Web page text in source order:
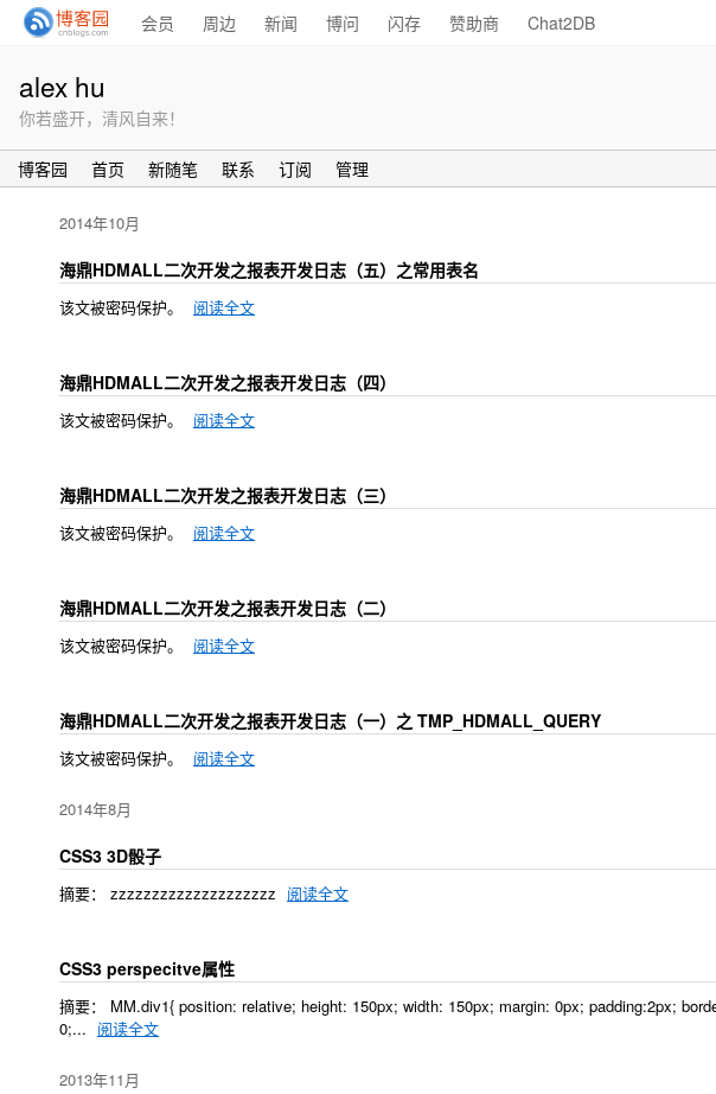
会员 周边 新闻 博问 闪存 赞助商 Chat2DB
alex hu
你若盛开，清风自来！
博客园 首页 新随笔 联系 订阅 管理
2014年10月
海鼎HDMALL二次开发之报表开发日志（五）之常用表名
该文被密码保护。
阅读全文
海鼎HDMALL二次开发之报表开发日志（四）
该文被密码保护。
阅读全文
海鼎HDMALL二次开发之报表开发日志（三）
该文被密码保护。
阅读全文
海鼎HDMALL二次开发之报表开发日志（二）
该文被密码保护。
阅读全文
海鼎HDMALL二次开发之报表开发日志（一）之 TMP_HDMALL_QUERY
该文被密码保护。
阅读全文
2014年8月
CSS3 3D骰子
摘要： zzzzzzzzzzzzzzzzzzzz 阅读全文
CSS3 perspecitve属性
摘要： MM.div1{ position: relative; height: 150px; width: 150px; margin: 0px; padding:2px;
0;... 阅读全文
2013年11月